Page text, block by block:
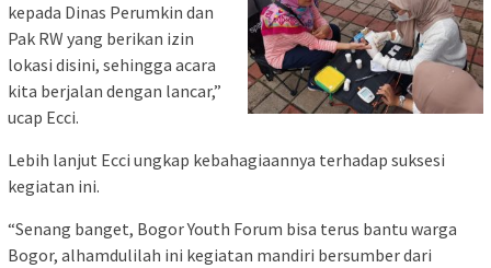
kepada Dinas Perumkin dan
Pak RW yang berikan izin
lokasi disini, sehingga acara
kita berjalan dengan lancar,”
ucap Ecci.
Lebih lanjut Ecci ungkap kebahagiaannya terhadap suksesi
kegiatan ini.
“Senang banget, Bogor Youth Forum bisa terus bantu warga
Bogor, alhamdulilah ini kegiatan mandiri bersumber dari